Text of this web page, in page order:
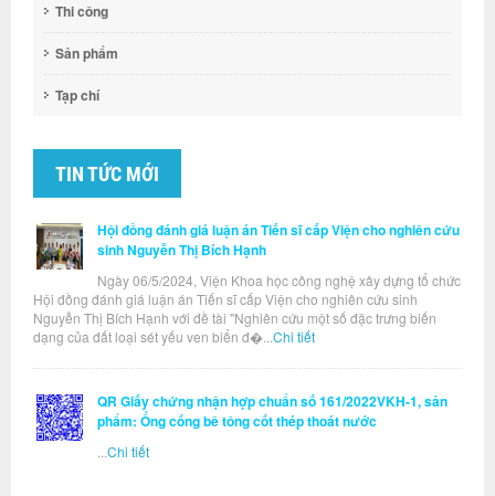
Thi công
Sản phẩm
Tạp chí
TIN TỨC MỚI
Hội đồng đánh giá luận án Tiến sĩ cấp Viện cho nghiên cứu
sinh Nguyễn Thị Bích Hạnh
Ngày 06/5/2024, Viện Khoa học công nghệ xây dựng tổ chức
Hội đồng đánh giá luận án Tiến sĩ cấp Viện cho nghiên cứu sinh
Nguyễn Thị Bích Hạnh với đề tài "Nghiên cứu một số đặc trưng biến
dạng của đất loại sét yếu ven biển đ�... Chi tiết
QR Giấy chứng nhận hợp chuẩn số 161/2022VKH-1, sản
phẩm: Ống cống bê tông cốt thép thoát nước
Chi tiết